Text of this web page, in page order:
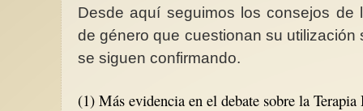
Desde aquí seguimos los consejos de
de género que cuestionan su
se siguen confirmando.
(1) Más evidencia en el debate sobre la